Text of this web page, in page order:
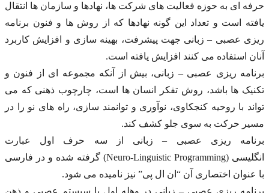
حرفه ای به حوزه فعالیت های شرکت ها، نهادها و سازمان ها انتقال
یافته است و تعداد این گونه نهادها که از روش ها و فنون برنامه
ریزی عصبی – زبانی جهت پیشرفت، بهینه سازی و افزایش کاربرد
آنان استفاده می کنند افزایش یافته است.
برنامه ریزی عصبی – زبانی، بیش از آنکه مجموعه ای از فنون و
تکنیک ها باشد، روش تفکر انسان ها است، چارچوب ذهنی که می
تواند با روحیه کنجکاوی، نوآوری و توانمند سازی، راه های نو را در
مسیر حرکت به سوی جلو کشف کند.
برنامه ریزی عصبی – زبانی از سه حرف اول عبارت
انگلیسی (Neuro-Linguistic Programming) گرفته شده و در فارسی
با عنوان اختصاری آن “ان ال پی” نیز نامیده می شود.